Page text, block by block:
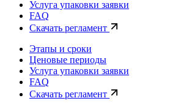
Услуга упаковки заявки
FAQ
Скачать регламент
Этапы и сроки
Ценовые периоды
Услуга упаковки заявки
FAQ
Скачать регламент